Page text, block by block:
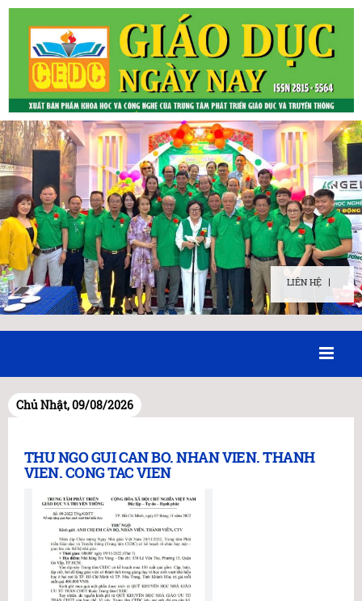
LIÊN HỆ
Chủ Nhật, 09/08/2026
THU NGO GUI CAN BO. NHAN VIEN. THANH
VIEN. CONG TAC VIEN